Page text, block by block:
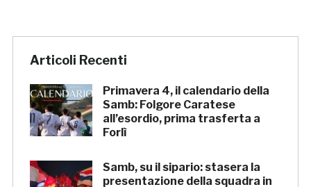
Articoli Recenti
Primavera 4, il calendario della
Samb: Folgore Caratese
all’esordio, prima trasferta a
Forlì
Samb, su il sipario: stasera la
presentazione della squadra in